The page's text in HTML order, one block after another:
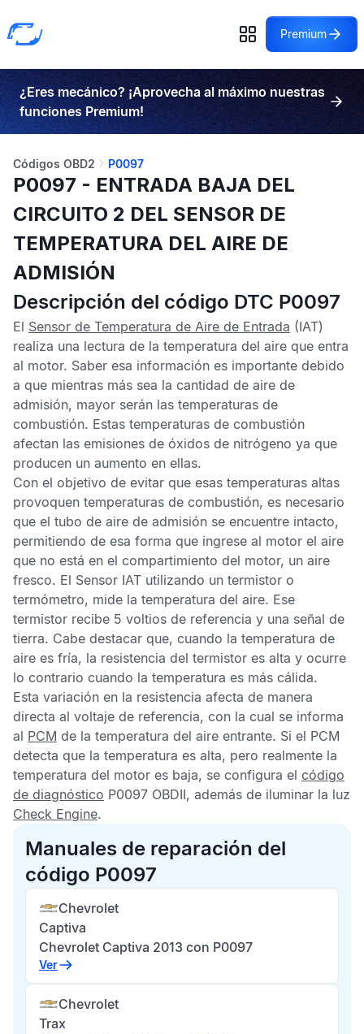
Premium
¿Eres mecánico? ¡Aprovecha al máximo nuestras
funciones Premium!
Códigos OBD2 P0097
P0097 - ENTRADA BAJA DEL
CIRCUITO 2 DEL SENSOR DE
TEMPERATURA DEL AIRE DE
ADMISIÓN
Descripción del código DTC P0097
El Sensor de Temperatura de Aire de Entrada (IAT)
realiza una lectura de la temperatura del aire que entra
al motor. Saber esa información es importante debido
a que mientras más sea la cantidad de aire de
admisión, mayor serán las temperaturas de
combustión. Estas temperaturas de combustión
afectan las emisiones de óxidos de nitrógeno ya que
producen un aumento en ellas.
Con el objetivo de evitar que esas temperaturas altas
provoquen temperaturas de combustión, es necesario
que el tubo de aire de admisión se encuentre intacto,
permitiendo de esa forma que ingrese al motor el aire
que no está en el compartimiento del motor, un aire
fresco. El Sensor IAT utilizando un termistor o
termómetro, mide la temperatura del aire. Ese
termistor recibe 5 voltios de referencia y una señal de
tierra. Cabe destacar que, cuando la temperatura de
aire es fría, la resistencia del termistor es alta y ocurre
lo contrario cuando la temperatura es más cálida.
Esta variación en la resistencia afecta de manera
directa al voltaje de referencia, con la cual se informa
al PCM de la temperatura del aire entrante. Si el PCM
detecta que la temperatura es alta, pero realmente la
temperatura del motor es baja, se configura el código
de diagnóstico P0097 OBDII, además de iluminar la luz
Check Engine.
Manuales de reparación del
código P0097
Chevrolet
Captiva
Chevrolet Captiva 2013 con P0097
Ver
Chevrolet
Trax